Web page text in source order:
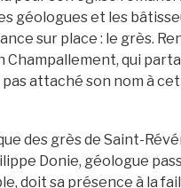
géologues et les
sur place : le grès.
Champallement, qui
pas attaché son nom à
des grès de Saint-
Donie, géologue
doit sa présence à la